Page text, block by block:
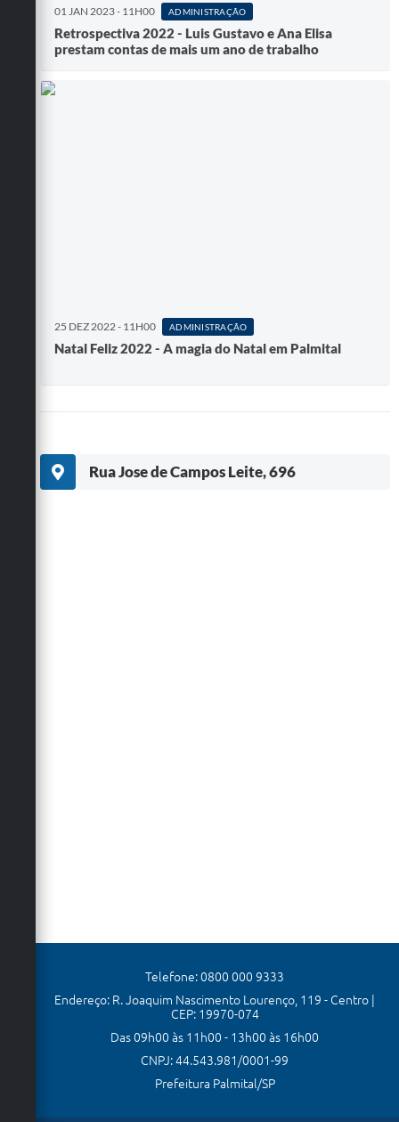
01 JAN 2023 - 11H00 ADMINISTRAÇÃO
Retrospectiva 2022 - Luis Gustavo e Ana Elisa
prestam contas de mais um ano de trabalho
25 DEZ 2022 - 11H00 ADMINISTRAÇÃO
Natal Feliz 2022 - A magia do Natal em Palmital
Rua Jose de Campos Leite, 696
Telefone: 0800 000 9333
Endereço: R. Joaquim Nascimento Lourenço, 119 - Centro |
CEP: 19970-074
Das 09h00 às 11h00 - 13h00 às 16h00
CNPJ: 44.543.981/0001-99
Prefeitura Palmital/SP